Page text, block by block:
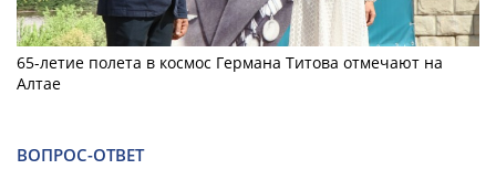
65-летие полета в космос Германа Титова отмечают на
Алтае
ВОПРОС-ОТВЕТ